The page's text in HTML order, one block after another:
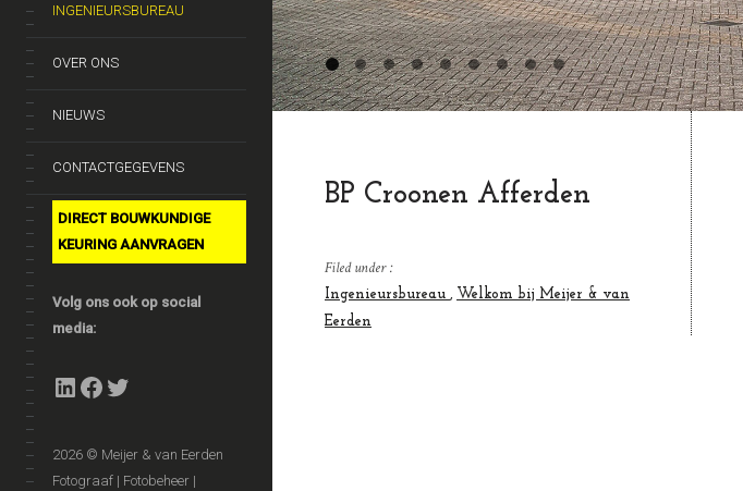
INGENIEURSBUREAU
OVER ONS
NIEUWS
CONTACTGEGEVENS
DIRECT BOUWKUNDIGE
KEURING AANVRAGEN
Volg ons ook op social
media:
LinkedIn
Facebook
2026 © Meijer & van Eerden
Fotograaf | Fotobeheer |
BP Croonen Afferden
Filed under :
Ingenieursbureau
Welkom bij Meijer & van
Eerden